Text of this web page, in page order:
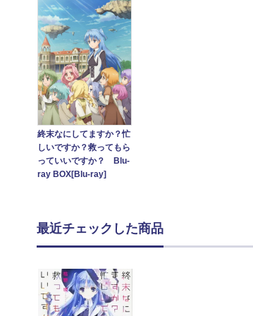
終末なにしてますか？忙
しいですか？救ってもら
っていいですか？ Blu-
ray BOX[Blu-ray]
最近チェックした商品